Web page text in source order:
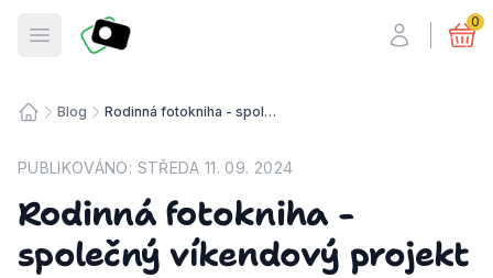
Otevřít menu
Fotosmart 0
Blog Rodinná fotokniha - společný víkendový projekt
PUBLIKOVÁNO: STŘEDA 11. 09. 2024
Rodinná fotokniha -
společný víkendový projekt